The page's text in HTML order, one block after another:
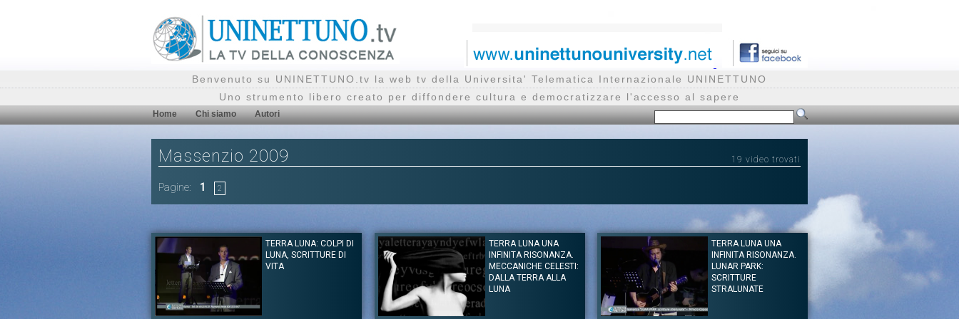
Benvenuto su UNINETTUNO.tv la web tv della Universita' Telematica Internazionale UNINETTUNO
Uno strumento libero creato per diffondere cultura e democratizzare l'accesso al sapere
Home Chi siamo Autori
Massenzio 2009 19 video trovati
Pagine: 1 2
TERRA LUNA: COLPI DI
LUNA, SCRITTURE DI
VITA
TERRA LUNA UNA
INFINITA RISONANZA.
MECCANICHE CELESTI:
DALLA TERRA ALLA
LUNA
TERRA LUNA UNA
INFINITA RISONANZA.
LUNAR PARK:
SCRITTURE
STRALUNATE